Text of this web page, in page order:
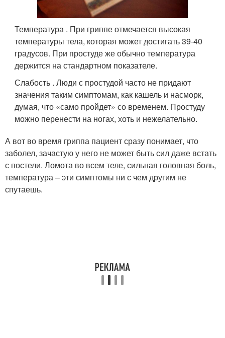
Температура . При гриппе отмечается высокая
температуры тела, которая может достигать 39-40
градусов. При простуде же обычно температура
держится на стандартном показателе.
Слабость . Люди с простудой часто не придают
значения таким симптомам, как кашель и насморк,
думая, что «само пройдет» со временем. Простуду
можно перенести на ногах, хоть и нежелательно.
А вот во время гриппа пациент сразу понимает, что
заболел, зачастую у него не может быть сил даже встать
с постели. Ломота во всем теле, сильная головная боль,
температура – эти симптомы ни с чем другим не
спутаешь.